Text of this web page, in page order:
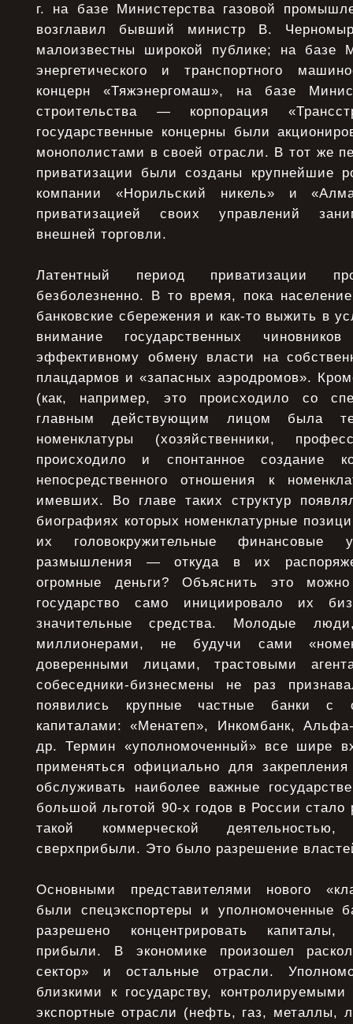
г. на базе Министерства газовой
возглавил бывший министр В.
малоизвестны широкой публике; на базе
энергетического и транспортного
концерн «Тяжэнергомаш», на базе
строительства — корпорация
государственные концерны были
монополистами в своей отрасли. В тот же
приватизации были созданы крупнейшие
компании «Норильский никель» и
приватизацией своих управлений
внешней торговли.
Латентный период приватизации
безболезненно. В то время, пока
банковские сбережения и как-то выжить в
внимание государственных
эффективному обмену власти на
плацдармов и «запасных аэродромов».
(как, например, это происходило со
главным действующим лицом была
номенклатуры (хозяйственники,
происходило и спонтанное создание
непосредственного отношения к
имевших. Во главе таких структур
биографиях которых номенклатурные
их головокружительные финансовые
размышления — откуда в их
огромные деньги? Объяснить это
государство само инициировало их
значительные средства. Молодые
миллионерами, не будучи сами
доверенными лицами, трастовыми
собеседники-бизнесмены не раз
появились крупные частные банки с
капиталами: «Менатеп», Инкомбанк,
др. Термин «уполномоченный» все шире
применяться официально для
обслуживать наиболее важные
большой льготой 90-х годов в России стало
такой коммерческой
сверхприбыли. Это было разрешение
Основными представителями нового
были спецэкспортеры и уполномоченные
разрешено концентрировать
прибыли. В экономике произошел
сектор» и остальные отрасли.
близкими к государству,
экспортные отрасли (нефть, газ, металлы,